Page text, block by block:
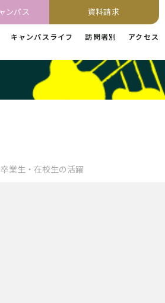
ンパス 資料請求
キャンパスライフ 訪問者別 アクセス
卒業生・在校生の活躍